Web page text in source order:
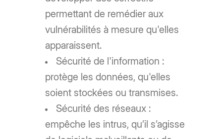
permettant de remédier aux
vulnérabilités à mesure qu'elles
apparaissent.
Sécurité de l'information :
protège les données, qu'elles
soient stockées ou transmises.
Sécurité des réseaux :
empêche les intrus, qu’il s’agisse